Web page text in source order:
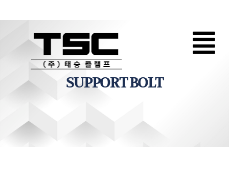
SUPPORT BOLT